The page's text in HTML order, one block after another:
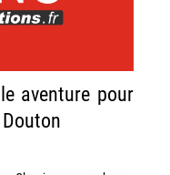
aventure pour